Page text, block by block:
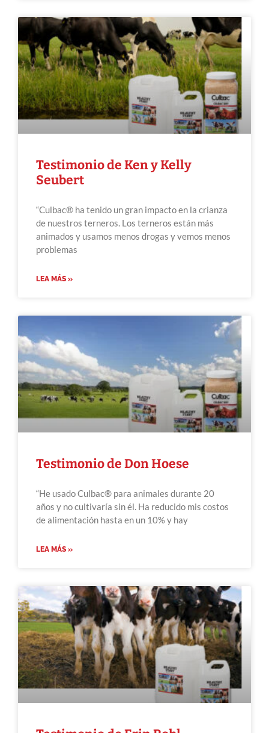
Testimonio de Ken y Kelly
Seubert
“Culbac® ha tenido un gran impacto en la crianza
de nuestros terneros. Los terneros están más
animados y usamos menos drogas y vemos menos
problemas
LEA MÁS »
Testimonio de Don Hoese
“He usado Culbac® para animales durante 20
años y no cultivaría sin él. Ha reducido mis costos
de alimentación hasta en un 10% y hay
LEA MÁS »